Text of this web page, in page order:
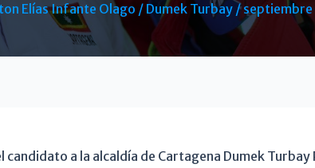
Elías Infante Olago / Dumek Turbay /septiembre
a la alcaldía de Cartagena Dumek Turbay